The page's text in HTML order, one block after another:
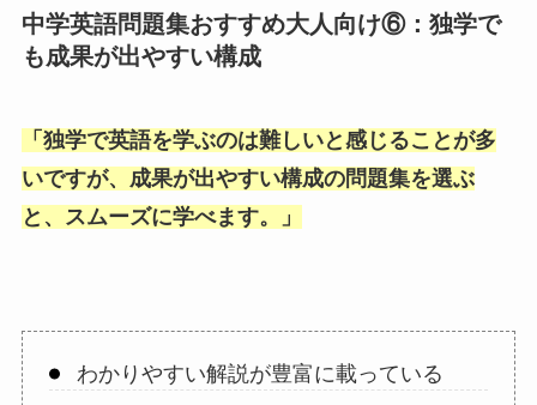
中学英語問題集おすすめ大人向け⑥：独学で
も成果が出やすい構成
「 独学で英語を学ぶのは難しいと感じることが多
いですが、成果が出やすい構成の問題集を選ぶ
と、スムーズに学べます。
」
わかりやすい解説が豊富に載っている